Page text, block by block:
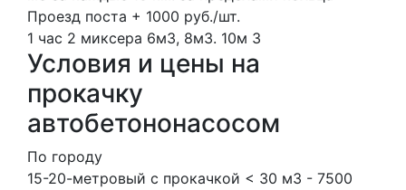
Проезд поста + 1000 руб./шт.
1 час 2 миксера 6м3, 8м3. 10м 3
Условия и цены на
прокачку
автобетононасосом
По городу
15-20-метровый с прокачкой < 30 м3 - 7500